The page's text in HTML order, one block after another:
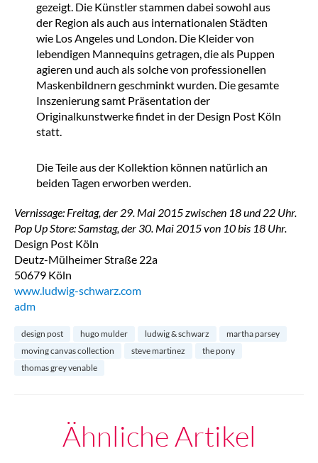
gezeigt. Die Künstler stammen dabei sowohl aus
der Region als auch aus internationalen Städten
wie Los Angeles und London. Die Kleider von
lebendigen Mannequins getragen, die als Puppen
agieren und auch als solche von professionellen
Maskenbildnern geschminkt wurden. Die gesamte
Inszenierung samt Präsentation der
Originalkunstwerke findet in der Design Post Köln
statt.
Die Teile aus der Kollektion können natürlich an
beiden Tagen erworben werden.
Vernissage: Freitag, der 29. Mai 2015 zwischen 18 und 22 Uhr.
Pop Up Store: Samstag, der 30. Mai 2015 von 10 bis 18 Uhr.
Design Post Köln
Deutz-Mülheimer Straße 22a
50679 Köln
www.ludwig-schwarz.com
adm
design post hugo mulder ludwig & schwarz
martha parsey
moving canvas collection
steve martinez
the pony
thomas grey venable
Ähnliche Artikel